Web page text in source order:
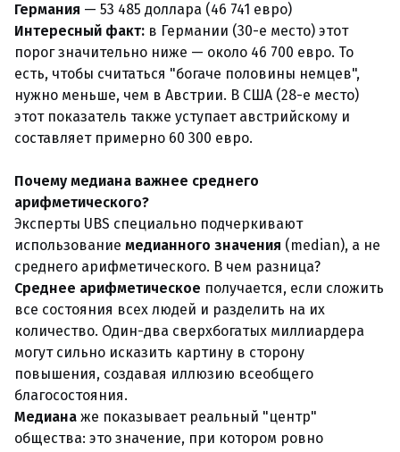
Германия — 53 485 доллара (46 741 евро)
Интересный факт: в Германии (30-е место) этот
порог значительно ниже — около 46 700 евро. То
есть, чтобы считаться "богаче половины немцев",
нужно меньше, чем в Австрии. В США (28-е место)
этот показатель также уступает австрийскому и
составляет примерно 60 300 евро.
Почему медиана важнее среднего
арифметического?
Эксперты UBS специально подчеркивают
использование медианного значения (median), а не
среднего арифметического. В чем разница?
Среднее арифметическое получается, если сложить
все состояния всех людей и разделить на их
количество. Один-два сверхбогатых миллиардера
могут сильно исказить картину в сторону
повышения, создавая иллюзию всеобщего
благосостояния.
Медиана же показывает реальный "центр"
общества: это значение, при котором ровно